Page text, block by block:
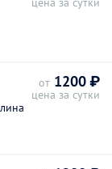
от 1200 ₽
цена за сутки